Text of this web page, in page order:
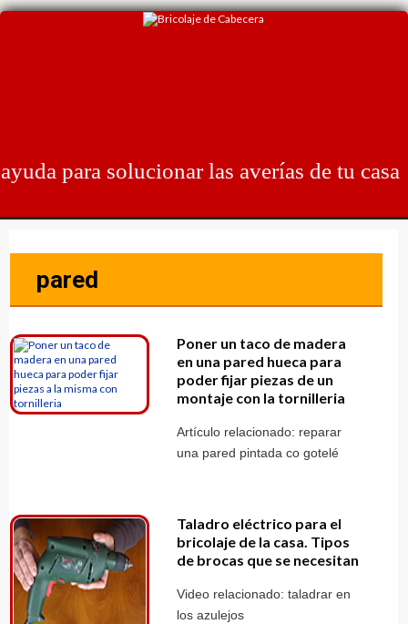
Skip
para solucionar las averías de tu casa
pared
Poner un taco de madera
en una pared hueca para
poder fijar piezas de un
montaje con la tornilleria
Artículo relacionado: reparar
una pared pintada co gotelé
Taladro eléctrico para el
bricolaje de la casa. Tipos
de brocas que se necesitan
Video relacionado: taladrar en
los azulejos